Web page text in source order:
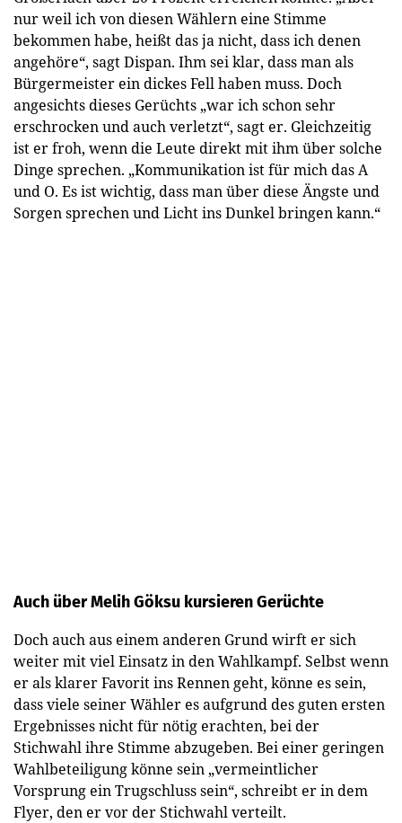
nur weil ich von diesen Wählern eine Stimme
bekommen habe, heißt das ja nicht, dass ich denen
angehöre“, sagt Dispan. Ihm sei klar, dass man als
Bürgermeister ein dickes Fell haben muss. Doch
angesichts dieses Gerüchts „war ich schon sehr
erschrocken und auch verletzt“, sagt er. Gleichzeitig
ist er froh, wenn die Leute direkt mit ihm über solche
Dinge sprechen. „Kommunikation ist für mich das A
und O. Es ist wichtig, dass man über diese Ängste und
Sorgen sprechen und Licht ins Dunkel bringen kann.“
Auch über Melih Göksu kursieren Gerüchte
Doch auch aus einem anderen Grund wirft er sich
weiter mit viel Einsatz in den Wahlkampf. Selbst wenn
er als klarer Favorit ins Rennen geht, könne es sein,
dass viele seiner Wähler es aufgrund des guten ersten
Ergebnisses nicht für nötig erachten, bei der
Stichwahl ihre Stimme abzugeben. Bei einer geringen
Wahlbeteiligung könne sein „vermeintlicher
Vorsprung ein Trugschluss sein“, schreibt er in dem
Flyer, den er vor der Stichwahl verteilt.